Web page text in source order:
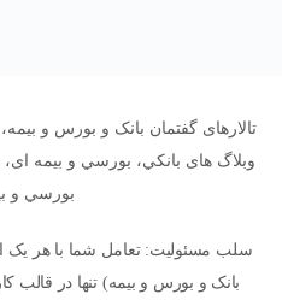
تالارهای گفتمان بانک و بورس و
وبلاگ های بانکي، بورسي و بیمه ای،
بورسي و
سلب مسئولیت: تعامل شما با هر
بانک و بورس و بیمه) تنها در قالب